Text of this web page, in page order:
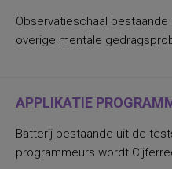
spannings- en
spanningsbehoefte
ADHD, ODD en CD
taal- en communicatieproblemen
toestandsangst en
Nederlands leesvaardigheid,
Observatieschaal
overige mentale
APPLIKATIE
Batterij bestaande uit de
programmeurs wordt